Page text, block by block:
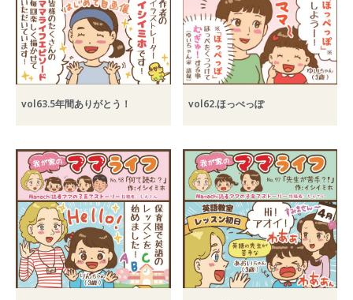
2022年10月
2022年9月
2022年8月
2022年7月
2022年6月
2022年4月
2022年3月
2022年2月
2022年1月
2021年12月
2021年11月
2021年10月
vol63.5年間ありがとう！ vol62.ほっぺっぽ